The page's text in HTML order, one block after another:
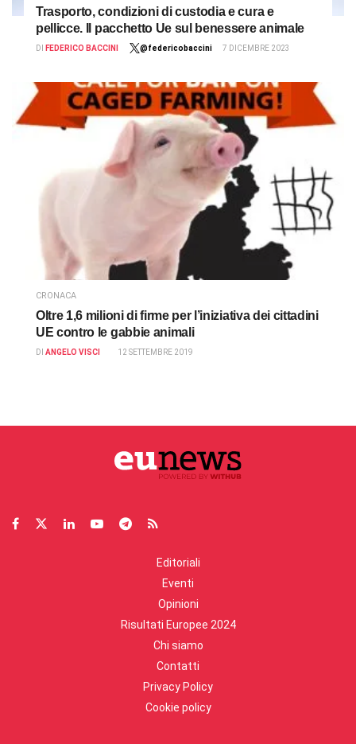
Trasporto, condizioni di custodia e cura e
pellicce. Il pacchetto Ue sul benessere animale
DI FEDERICO BACCINI @federicobaccini 7 DICEMBRE 2023
CRONACA
Oltre 1,6 milioni di firme per l’iniziativa dei cittadini
UE contro le gabbie animali
DI ANGELO VISCI 12 SETTEMBRE 2019
Editoriali
Eventi
Opinioni
Risultati Europee 2024
Chi siamo
Contatti
Privacy Policy
Cookie policy